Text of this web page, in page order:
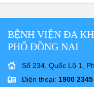
BỆNH VIỆN ĐA
PHỐ ĐỒNG NAI
Số 234, Quốc Lộ 1,
Điện thoại: 1900